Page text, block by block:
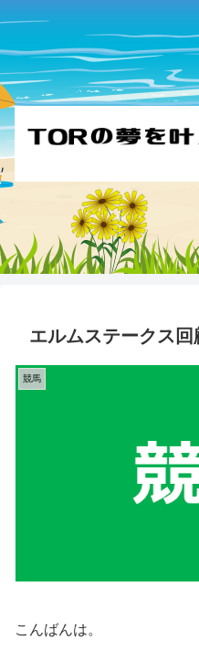
エルムステークス回
競馬
こんばんは。